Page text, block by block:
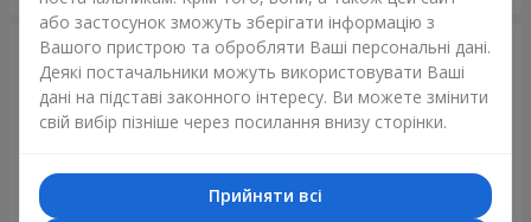
або застосунок зможуть зберігати інформацію з
Вашого пристрою та обробляти Ваші персональні дані.
Деякі постачальники можуть використовувати Ваші
дані на підставі законного інтересу. Ви можете змінити
свій вибір пізніше через посилання внизу сторінки.
Прийняти всі